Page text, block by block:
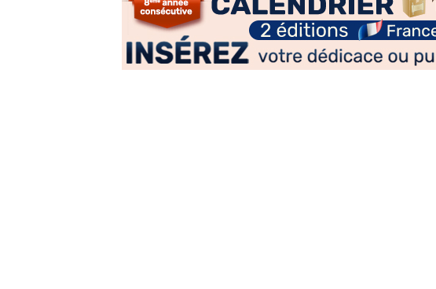
2 nouvelles musiques dans
8 personnes viennent de
Nouvelle émission radio :
6 personnes viennent de